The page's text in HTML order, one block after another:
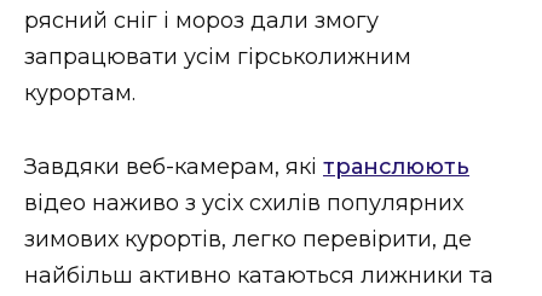
Втрачений Ужгород (відеоверсія)
НОВИНИ ЗАХІДНОЇ УКРАЇНИ
рясний сніг і мороз дали змогу
запрацювати усім гірськолижним
курортам.
Завдяки веб-камерам, які транслюють
відео наживо з усіх схилів популярних
зимових курортів, легко перевірити, де
найбільш активно катаються лижники та